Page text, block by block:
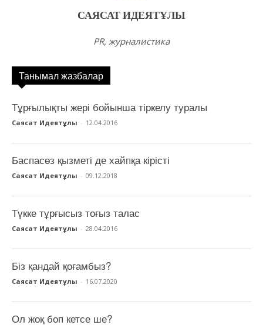
САЯСАТ ИДЕЯТҰЛЫ
PR, журналистика
Танымал жазбалар
Тұрғылықты жері бойынша тіркелу туралы
Саясат Идеятұлы - 12.04.2016
Баспасөз қызметі де хайпқа кірісті
Саясат Идеятұлы - 09.12.2018
Түкке тұрғысыз тоғыз талас
Саясат Идеятұлы - 28.04.2016
Біз қандай қоғамбыз?
Саясат Идеятұлы - 16.07.2020
Ол жоқ боп кетсе ше?